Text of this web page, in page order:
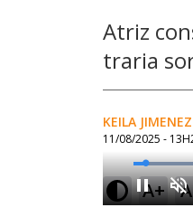
Atriz
traria
KEILA JIMENEZ
11/08/2025 -
A+